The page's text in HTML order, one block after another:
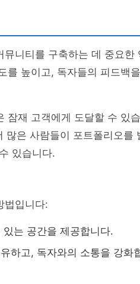
니티를 구축하는 데 중요한
를 높이고, 독자들의 피드백
잠재 고객에게 도달할 수 있
많은 사람들이 포트폴리오를
있습니다.
법입니다:
는 공간을 제공합니다.
하고, 독자와의 소통을 강화